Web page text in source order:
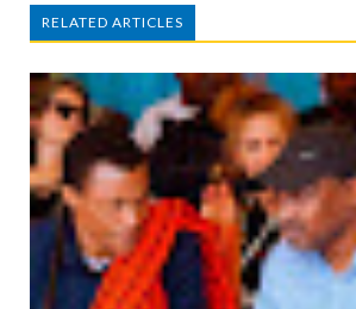
RELATED ARTICLES